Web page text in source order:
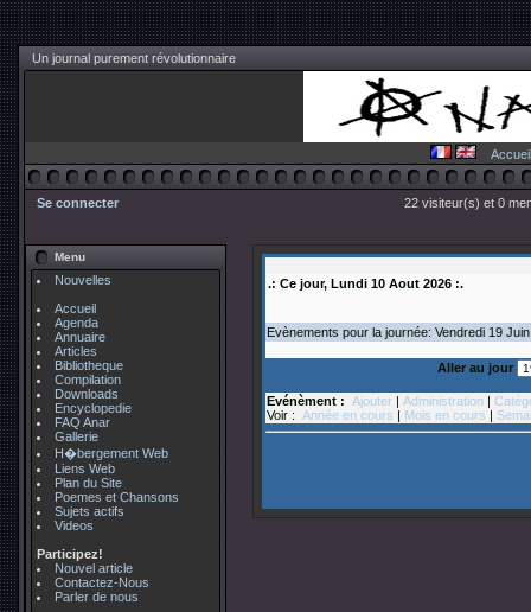
Un journal purement révolutionnaire
Accueil
Se connecter 22 visiteur(s) et 0
Menu
Nouvelles
Accueil
Agenda
Annuaire
Articles
Bibliotheque
Compilation
Downloads
Encyclopedie
FAQ Anar
Gallerie
H�bergement Web
Liens Web
Plan du Site
Poemes et Chansons
Sujets actifs
Videos
Participez!
Nouvel article
Contactez-Nous
Parler de nous
.: Ce jour, Lundi 10 Aout 2026 :.
Evènements pour la journée: Vendredi 19 Juin
Aller au jour
Evénèment : Ajouter | Administration |
Voir : Année en cours | Mois en cours |